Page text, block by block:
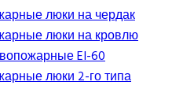
люки на чердак
люки на кровлю
EI-60
люки 2-го типа